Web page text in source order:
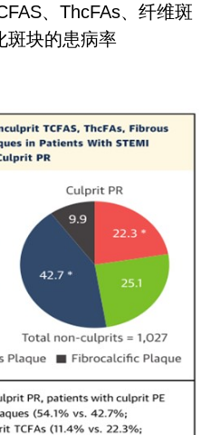
、 ThcFAs、纤维斑
斑块的患病率